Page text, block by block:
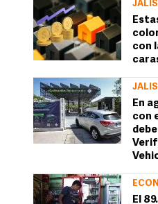
con
En
con
El